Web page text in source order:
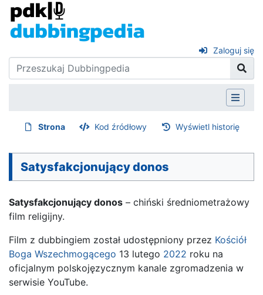
Zaloguj się
Strona Kod źródłowy Wyświetl historię
Satysfakcjonujący donos
Satysfakcjonujący donos – chiński średniometrażowy
film religijny.
Film z dubbingiem został udostępniony przez Kościół
Boga Wszechmogącego 13 lutego 2022 roku na
oficjalnym polskojęzycznym kanale zgromadzenia w
serwisie YouTube.